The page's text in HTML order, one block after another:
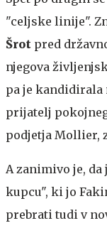
"celjske linije".
Šrot pred
njegova
pa je kandidirala
prijatelj
podjetja Mollier,
A zanimivo je,
kupcu", ki jo
prebrati tudi v